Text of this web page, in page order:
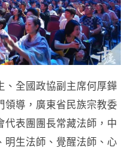
、全國政協副主席何厚鏵
領導，廣東省民族宗教委
代表團團長常藏法師，中
明生法師、覺醒法師、心